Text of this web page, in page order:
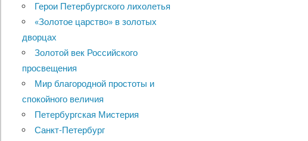
Герои Петербургского лихолетья
«Золотое царство» в золотых
дворцах
Золотой век Российского
просвещения
Мир благородной простоты и
спокойного величия
Петербургская Мистерия
Санкт-Петербург